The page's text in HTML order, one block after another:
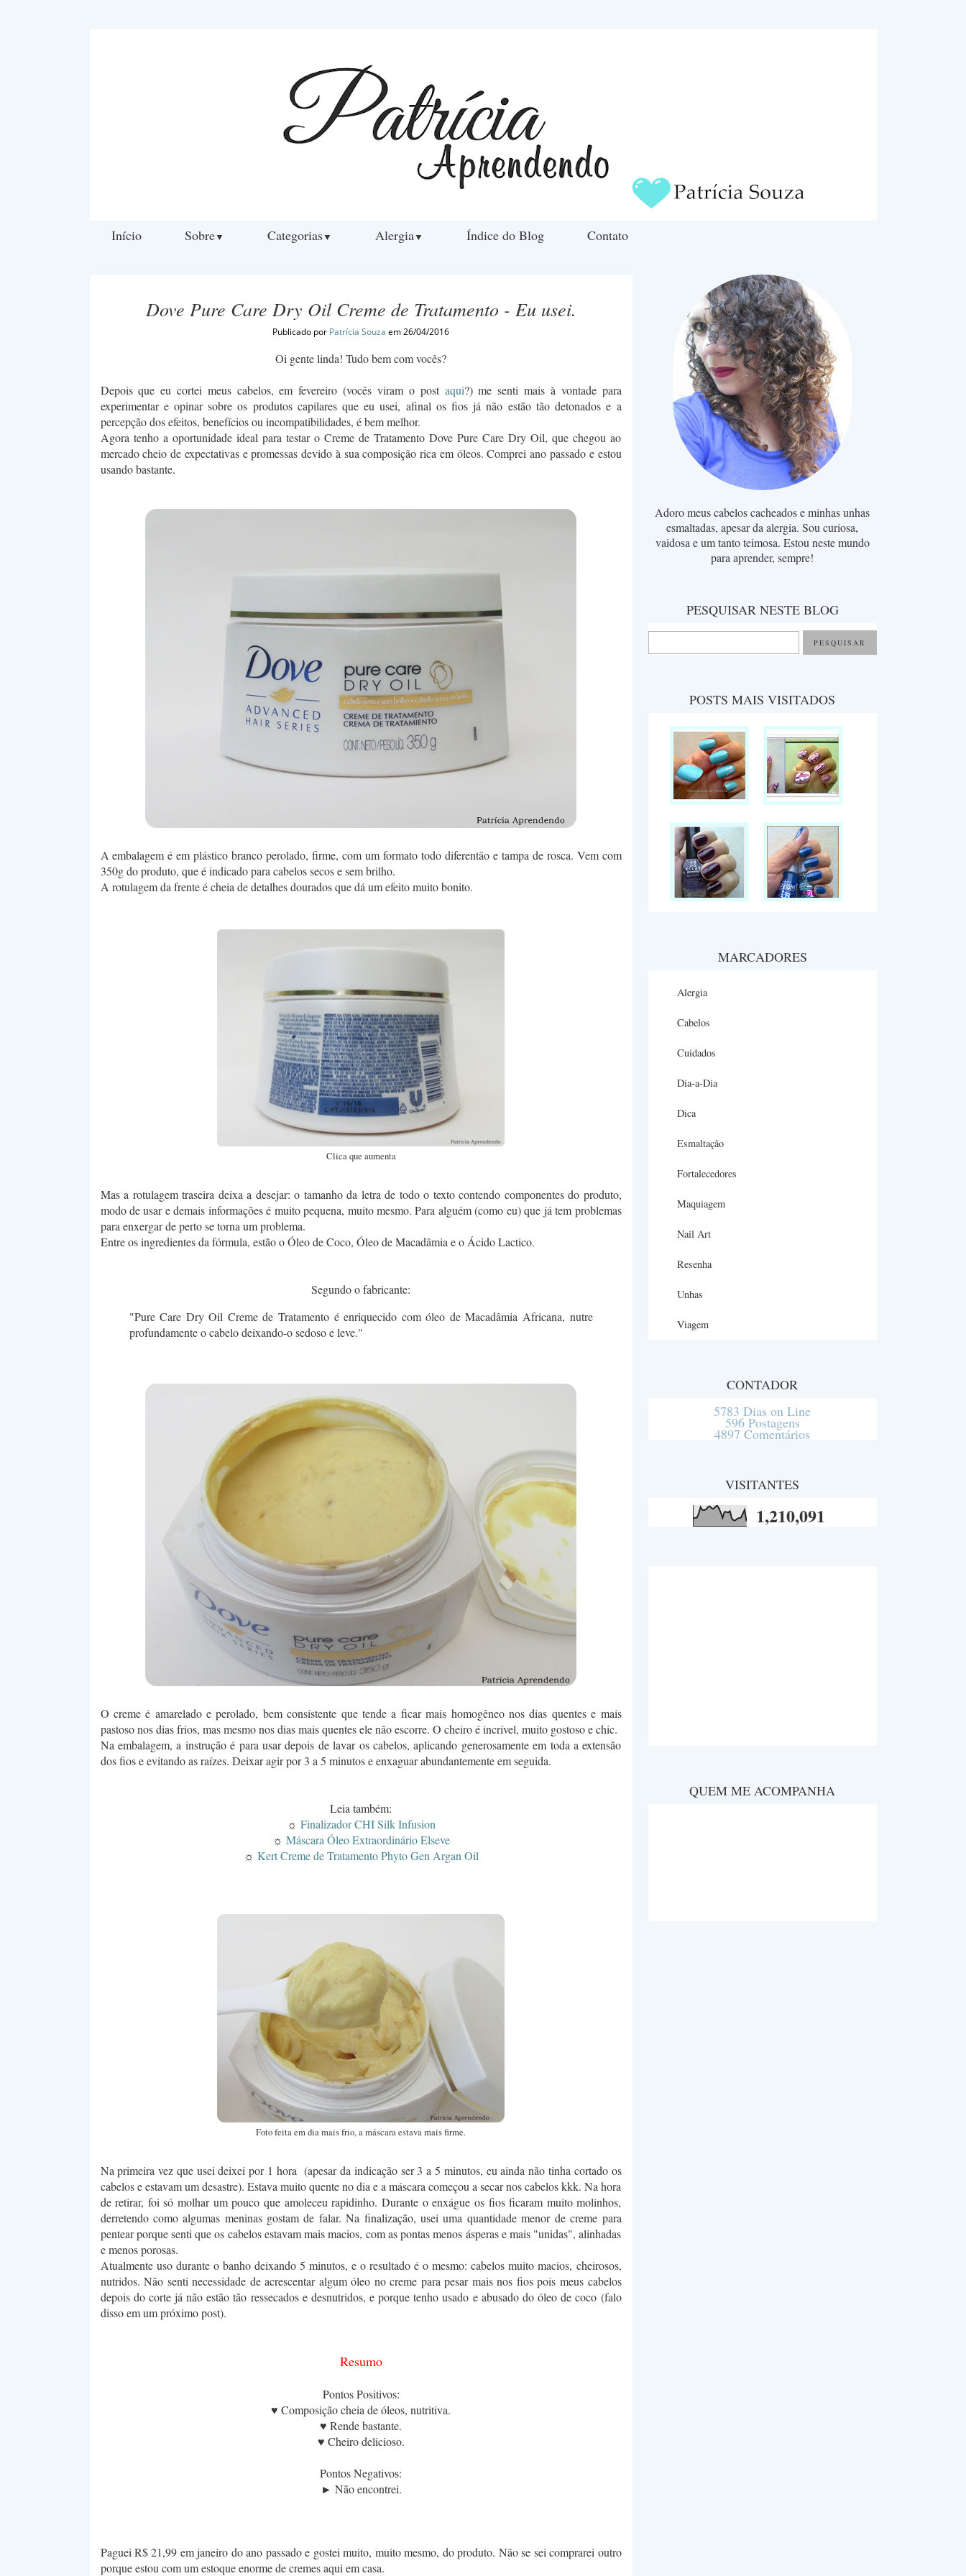
Início Sobre▼ Categorias▼ Alergia▼ Índice do Blog Contato
Dove Pure Care Dry Oil Creme de Tratamento - Eu usei.
Publicado por Patrícia Souza em 26/04/2016
Oi gente linda! Tudo bem com vocês?
Depois que eu cortei meus cabelos, em fevereiro (vocês viram o post aqui?) me senti mais à vontade para
experimentar e opinar sobre os produtos capilares que eu usei, afinal os fios já não estão tão detonados e a
percepção dos efeitos, benefícios ou incompatibilidades, é bem melhor.
Agora tenho a oportunidade ideal para testar o Creme de Tratamento Dove Pure Care Dry Oil, que chegou ao
mercado cheio de expectativas e promessas devido à sua composição rica em óleos. Comprei ano passado e estou
usando bastante.
A embalagem é em plástico branco perolado, firme, com um formato todo diferentão e tampa de rosca. Vem com
350g do produto, que é indicado para cabelos secos e sem brilho.
A rotulagem da frente é cheia de detalhes dourados que dá um efeito muito bonito.
Clica que aumenta
Mas a rotulagem traseira deixa a desejar: o tamanho da letra de todo o texto contendo componentes do produto,
modo de usar e demais informações é muito pequena, muito mesmo. Para alguém (como eu) que já tem problemas
para enxergar de perto se torna um problema.
Entre os ingredientes da fórmula, estão o Óleo de Coco, Óleo de Macadâmia e o Ácido Lactico.
Segundo o fabricante:
"Pure Care Dry Oil Creme de Tratamento é enriquecido com óleo de Macadâmia Africana, nutre
profundamente o cabelo deixando-o sedoso e leve."
O creme é amarelado e perolado, bem consistente que tende a ficar mais homogêneo nos dias quentes e mais
pastoso nos dias frios, mas mesmo nos dias mais quentes ele não escorre. O cheiro é incrível, muito gostoso e chic.
Na embalagem, a instrução é para usar depois de lavar os cabelos, aplicando generosamente em toda a extensão
dos fios e evitando as raízes. Deixar agir por 3 a 5 minutos e enxaguar abundantemente em seguida.
Leia também:
☼ Finalizador CHI Silk Infusion
☼ Máscara Óleo Extraordinário Elseve
☼ Kert Creme de Tratamento Phyto Gen Argan Oil
Foto feita em dia mais frio, a máscara estava mais firme.
Na primeira vez que usei deixei por 1 hora (apesar da indicação ser 3 a 5 minutos, eu ainda não tinha cortado os
cabelos e estavam um desastre). Estava muito quente no dia e a máscara começou a secar nos cabelos kkk. Na hora
de retirar, foi só molhar um pouco que amoleceu rapidinho. Durante o enxágue os fios ficaram muito molinhos,
derretendo como algumas meninas gostam de falar. Na finalização, usei uma quantidade menor de creme para
pentear porque senti que os cabelos estavam mais macios, com as pontas menos ásperas e mais "unidas", alinhadas
e menos porosas.
Atualmente uso durante o banho deixando 5 minutos, e o resultado é o mesmo: cabelos muito macios, cheirosos,
nutridos. Não senti necessidade de acrescentar algum óleo no creme para pesar mais nos fios pois meus cabelos
depois do corte já não estão tão ressecados e desnutridos, e porque tenho usado e abusado do óleo de coco (falo
disso em um próximo post).
Resumo
Pontos Positivos:
♥ Composição cheia de óleos, nutritiva.
♥ Rende bastante.
♥ Cheiro delicioso.
Pontos Negativos:
► Não encontrei.
Paguei R$ 21,99 em janeiro do ano passado e gostei muito, muito mesmo, do produto. Não se sei comprarei outro
porque estou com um estoque enorme de cremes aqui em casa.
Adoro meus cabelos cacheados e minhas unhas
esmaltadas, apesar da alergia. Sou curiosa,
vaidosa e um tanto teimosa. Estou neste mundo
para aprender, sempre!
PESQUISAR NESTE BLOG
POSTS MAIS VISITADOS
MARCADORES
Alergia
Cabelos
Cuidados
Dia-a-Dia
Dica
Esmaltação
Fortalecedores
Maquiagem
Nail Art
Resenha
Unhas
Viagem
CONTADOR
5783 Dias on Line
596 Postagens
4897 Comentários
VISITANTES
1,210,091
QUEM ME ACOMPANHA